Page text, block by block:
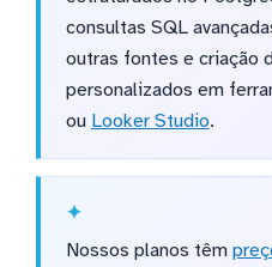
consultas SQL
outras fontes e criação
personalizados em
ou Looker Studio.
Nossos planos têm